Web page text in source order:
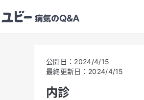
公開日 ： 2024/4/15
最終更新日 ： 2024/4/15
内診